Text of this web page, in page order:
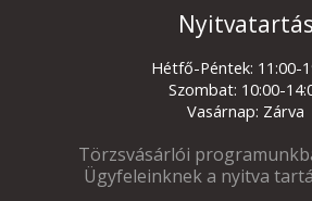
Nyitvatartás
Hétfő-Péntek: 11:00-
Szombat: 10:00-
Vasárnap: Zárva
Törzsvásárlói
Ügyfeleinknek a nyitva